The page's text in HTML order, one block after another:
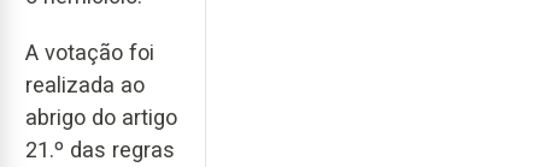
A votação foi
realizada ao
abrigo do artigo
21.º das regras